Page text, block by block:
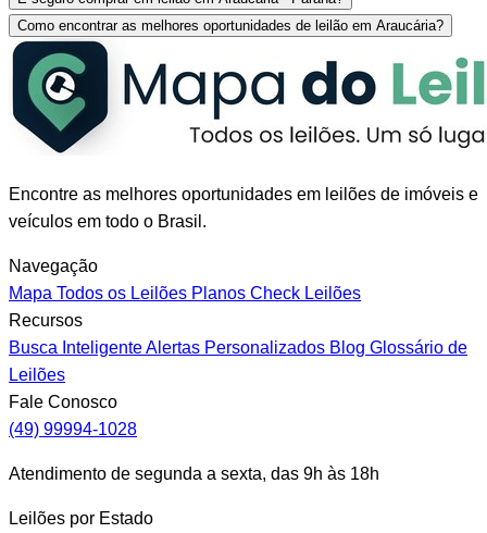
Como encontrar as melhores oportunidades de leilão em Araucária?
Encontre as melhores oportunidades em leilões de imóveis e
veículos em todo o Brasil.
Navegação
Mapa Todos os Leilões Planos Check Leilões
Recursos
Busca InteligenteAlertas Personalizados Blog Glossário de
Leilões
Fale Conosco
(49) 99994-1028
Atendimento de segunda a sexta, das 9h às 18h
Leilões por Estado